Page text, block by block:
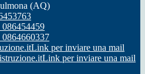
(AQ)
0864660337
Link per inviare una mail
Link per inviare una mail